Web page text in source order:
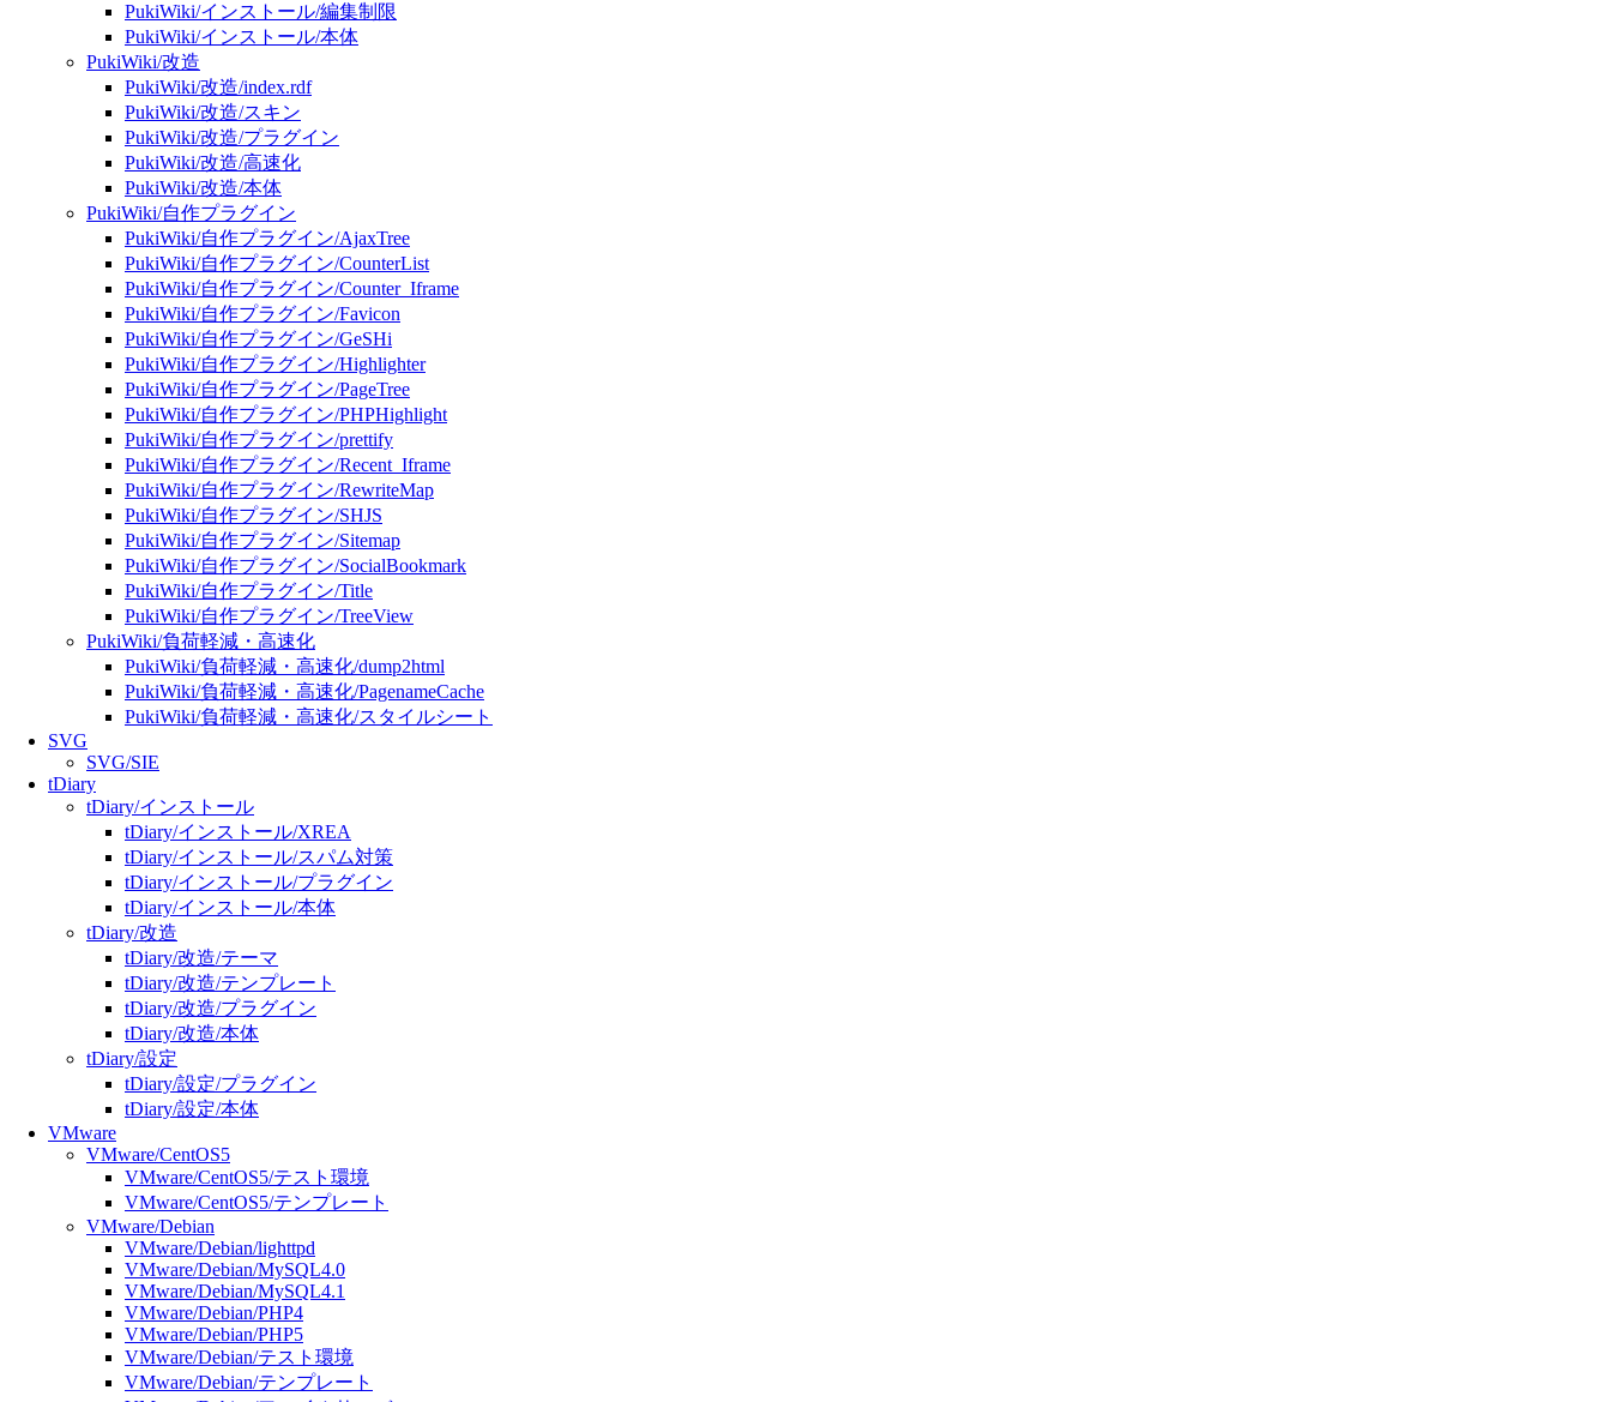
PukiWiki/インストール/編集制限
PukiWiki/インストール/本体
PukiWiki/改造
PukiWiki/改造/index.rdf
PukiWiki/改造/スキン
PukiWiki/改造/プラグイン
PukiWiki/改造/高速化
PukiWiki/改造/本体
PukiWiki/自作プラグイン
PukiWiki/自作プラグイン/AjaxTree
PukiWiki/自作プラグイン/CounterList
PukiWiki/自作プラグイン/Counter_Iframe
PukiWiki/自作プラグイン/Favicon
PukiWiki/自作プラグイン/GeSHi
PukiWiki/自作プラグイン/Highlighter
PukiWiki/自作プラグイン/PageTree
PukiWiki/自作プラグイン/PHPHighlight
PukiWiki/自作プラグイン/prettify
PukiWiki/自作プラグイン/Recent_Iframe
PukiWiki/自作プラグイン/RewriteMap
PukiWiki/自作プラグイン/SHJS
PukiWiki/自作プラグイン/Sitemap
PukiWiki/自作プラグイン/SocialBookmark
PukiWiki/自作プラグイン/Title
PukiWiki/自作プラグイン/TreeView
PukiWiki/負荷軽減・高速化
PukiWiki/負荷軽減・高速化/dump2html
PukiWiki/負荷軽減・高速化/PagenameCache
PukiWiki/負荷軽減・高速化/スタイルシート
SVG
SVG/SIE
tDiary
tDiary/インストール
tDiary/インストール/XREA
tDiary/インストール/スパム対策
tDiary/インストール/プラグイン
tDiary/インストール/本体
tDiary/改造
tDiary/改造/テーマ
tDiary/改造/テンプレート
tDiary/改造/プラグイン
tDiary/改造/本体
tDiary/設定
tDiary/設定/プラグイン
tDiary/設定/本体
VMware
VMware/CentOS5
VMware/CentOS5/テスト環境
VMware/CentOS5/テンプレート
VMware/Debian
VMware/Debian/lighttpd
VMware/Debian/MySQL4.0
VMware/Debian/MySQL4.1
VMware/Debian/PHP4
VMware/Debian/PHP5
VMware/Debian/テスト環境
VMware/Debian/テンプレート